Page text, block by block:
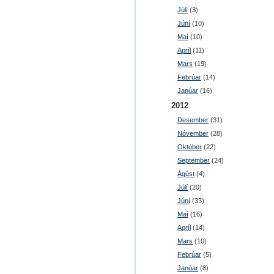
Júlí (3)
Júní (10)
Maí (10)
Apríl (11)
Mars (19)
Febrúar (14)
Janúar (16)
2012
Desember (31)
Nóvember (28)
Október (22)
September (24)
Ágúst (4)
Júlí (20)
Júní (33)
Maí (16)
Apríl (14)
Mars (10)
Febrúar (5)
Janúar (8)